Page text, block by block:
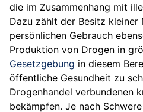
die im Zusammenhang mit
Dazu zählt der Besitz kleiner
persönlichen Gebrauch
Produktion von Drogen in
Gesetzgebung in diesem
öffentliche Gesundheit zu
Drogenhandel verbundenen
bekämpfen. Je nach